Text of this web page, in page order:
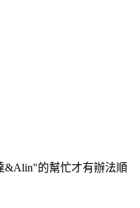
&Alin"的幫忙才有辦法順